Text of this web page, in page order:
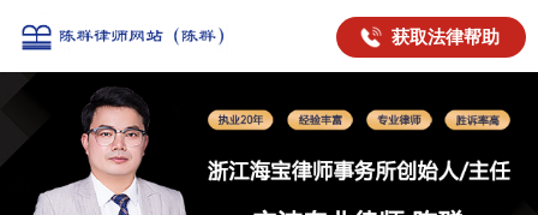
获取法律帮助